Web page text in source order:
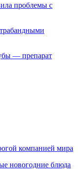
проблемы с
— препарат
компанией мира
новогодние блюда